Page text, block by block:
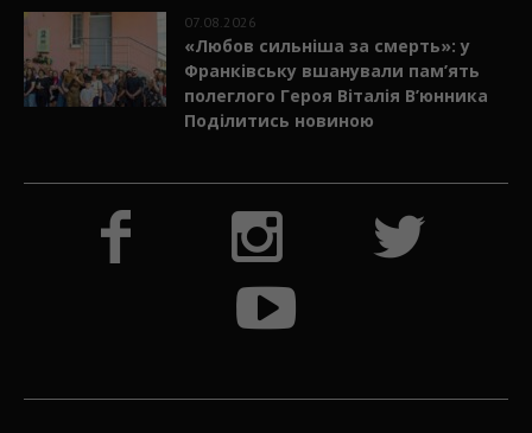
07.08.2026
«Любов сильніша за смерть»: у
Франківську вшанували пам’ять
полеглого Героя Віталія В’юнника
Поділитись новиною